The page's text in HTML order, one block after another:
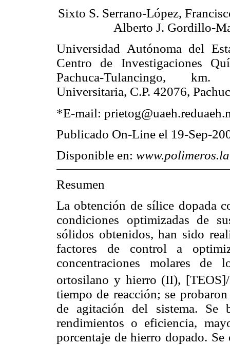
Sixto S. Serrano-López,
Alberto J. Gordillo-
Universidad Autónoma del
Centro de Investigaciones
Pachuca-Tulancingo,
Universitaria, C.P. 42076,
*E-mail:
Publicado On-Line el 19-Sep-
Disponible en:
Resumen
La obtención de sílice dopada
condiciones optimizadas de
sólidos obtenidos, han sido
factores de control a
concentraciones molares de
ortosilano y hierro (II),
tiempo de reacción; se
de agitación del sistema. Se
rendimientos o eficiencia,
porcentaje de hierro dopado.